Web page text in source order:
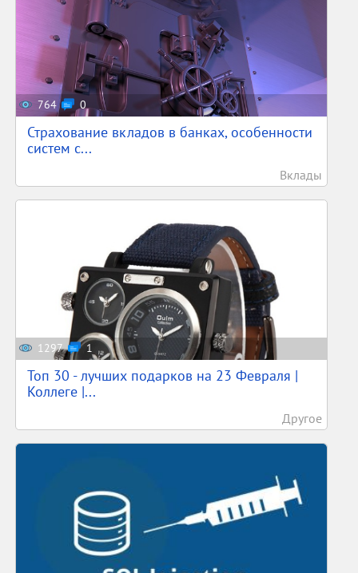
764 0
Страхование вкладов в банках, особенности
систем с...
Вклады
1297 1
Топ 30 - лучших подарков на 23 Февраля |
Коллеге |...
Другое